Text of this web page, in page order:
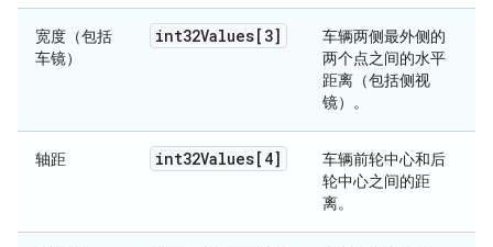
宽度（包括
车镜）
int32Values[3]
车辆两侧最外侧的
两个点之间的水平
距离（包括侧视
镜）。
轴距 int32Values[4]
车辆前轮中心和后
轮中心之间的距
离。